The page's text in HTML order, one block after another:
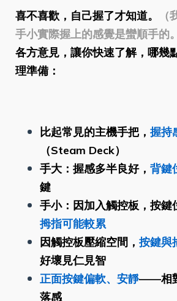
喜不喜歡，自己握了才知道。
手小實際握上的感覺是蠻順手的。
各方意見，讓你快速了解，哪幾
理準備：
比起常見的主機手把， 握持
（Steam Deck）
手大：握感多半良好， 背鍵
鍵
手小：因加入觸控板，按鍵
拇指可能較累
因觸控板壓縮空間， 按鍵與
好壞見仁見智
正面按鍵偏軟、安靜——相
落感